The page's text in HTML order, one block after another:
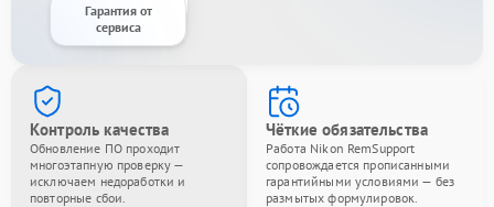
Гарантия от
сервиса
Контроль качества
Обновление ПО проходит
многоэтапную проверку —
исключаем недоработки и
повторные сбои.
Чёткие обязательства
Работа Nikon RemSupport
сопровождается прописанными
гарантийными условиями — без
размытых формулировок.